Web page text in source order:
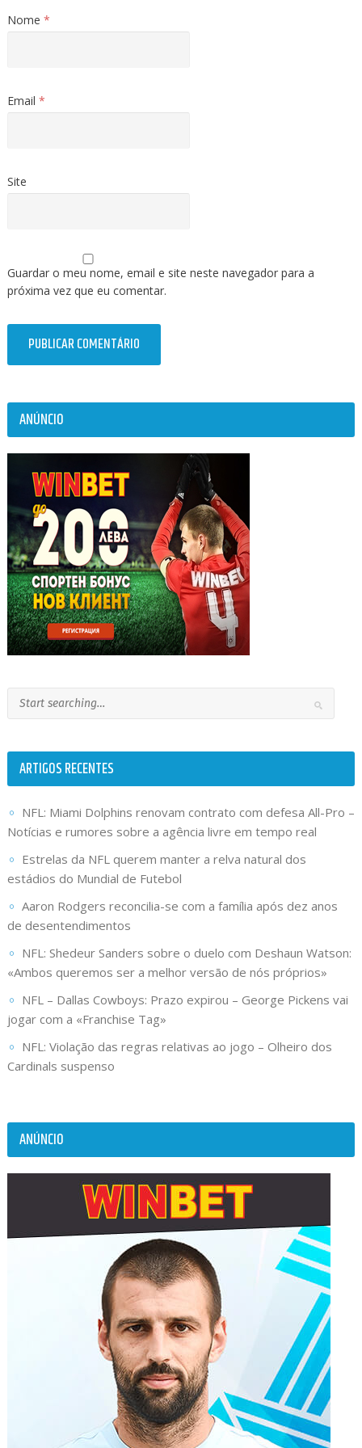
Nome *
Email *
Site
Guardar o meu nome, email e site neste navegador para a
próxima vez que eu comentar.
ANÚNCIO
ARTIGOS RECENTES
NFL: Miami Dolphins renovam contrato com defesa All-Pro –
Notícias e rumores sobre a agência livre em tempo real
Estrelas da NFL querem manter a relva natural dos
estádios do Mundial de Futebol
Aaron Rodgers reconcilia-se com a família após dez anos
de desentendimentos
NFL: Shedeur Sanders sobre o duelo com Deshaun Watson:
«Ambos queremos ser a melhor versão de nós próprios»
NFL – Dallas Cowboys: Prazo expirou – George Pickens vai
jogar com a «Franchise Tag»
NFL: Violação das regras relativas ao jogo – Olheiro dos
Cardinals suspenso
ANÚNCIO